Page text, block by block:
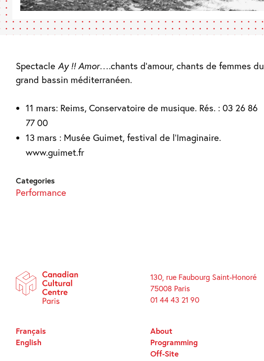
Spectacle Ay !! Amor….chants d’amour, chants de femmes du
grand bassin méditerranéen.
11 mars: Reims, Conservatoire de musique. Rés. : 03 26 86
77 00
13 mars : Musée Guimet, festival de l’Imaginaire.
www.guimet.fr
Categories
Performance
130, rue Faubourg Saint-Honoré
75008 Paris
01 44 43 21 90
About
Programming
Off-Site
Français
English